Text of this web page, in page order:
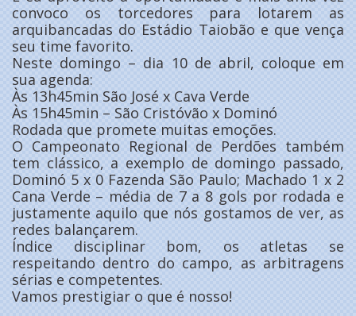
convoco os torcedores para lotarem as
arquibancadas do Estádio Taiobão e que vença
seu time favorito.
Neste domingo – dia 10 de abril, coloque em
sua agenda:
Às 13h45min São José x Cava Verde
Às 15h45min – São Cristóvão x Dominó
Rodada que promete muitas emoções.
O Campeonato Regional de Perdões também
tem clássico, a exemplo de domingo passado,
Dominó 5 x 0 Fazenda São Paulo; Machado 1 x 2
Cana Verde – média de 7 a 8 gols por rodada e
justamente aquilo que nós gostamos de ver, as
redes balançarem.
Índice disciplinar bom, os atletas se
respeitando dentro do campo, as arbitragens
sérias e competentes.
Vamos prestigiar o que é nosso!